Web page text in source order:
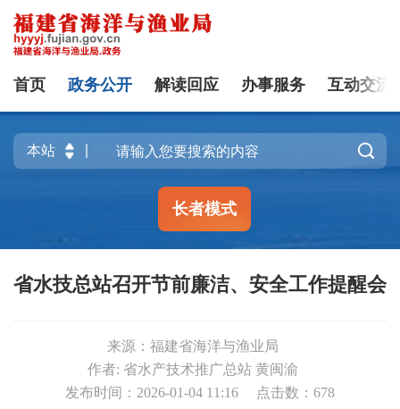
首页 政务公开 解读回应 办事服务 互动交流

长者模式
省水技总站召开节前廉洁、安全工作提醒会
来源：福建省海洋与渔业局
作者: 省水产技术推广总站 黄闽渝
发布时间：2026-01-04 11:16
点击数： 678